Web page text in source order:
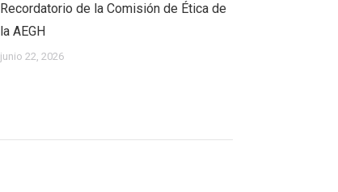
Recordatorio de la Comisión de Ética de
la AEGH
junio 22, 2026